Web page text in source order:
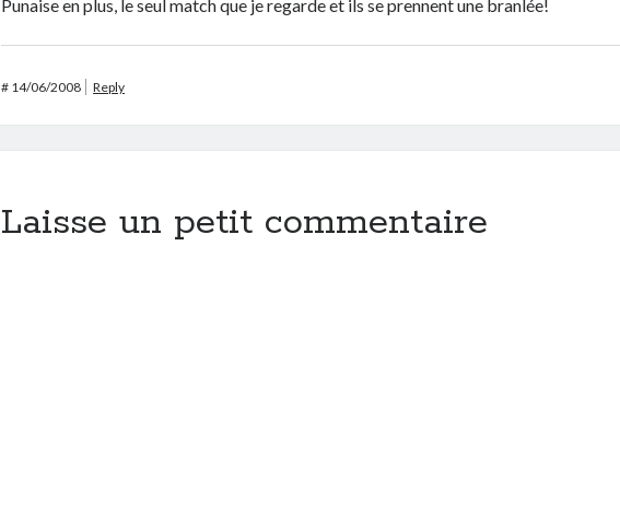
Punaise en plus, le seul match que je regarde et ils se prennent une branlée!
# 14/06/2008 Reply
Laisse un petit commentaire